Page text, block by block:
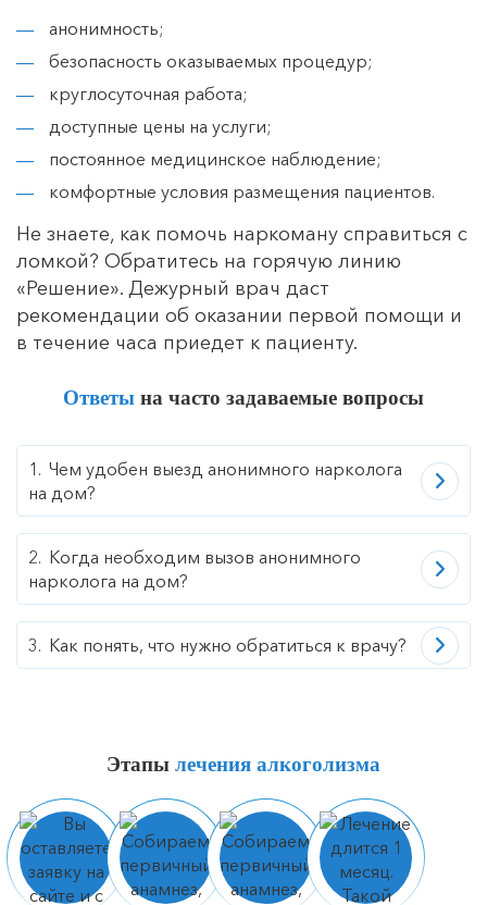
Снятие ломки в стационаре
5000 руб.
6000 руб.
Классическая детоксикация
7900 руб.
детоксикация)
10000 руб.
анонимность;
безопасность оказываемых процедур;
круглосуточная работа;
доступные цены на услуги;
постоянное медицинское наблюдение;
комфортные условия размещения пациентов.
Не знаете, как помочь наркоману справиться с
ломкой? Обратитесь на горячую линию
«Решение». Дежурный врач даст
рекомендации об оказании первой помощи и
в течение часа приедет к пациенту.
Ответы на часто задаваемые вопросы
Чем удобен выезд анонимного нарколога
на дом?
Когда необходим вызов анонимного
нарколога на дом?
Как понять, что нужно обратиться к врачу?
Этапы лечения алкоголизма